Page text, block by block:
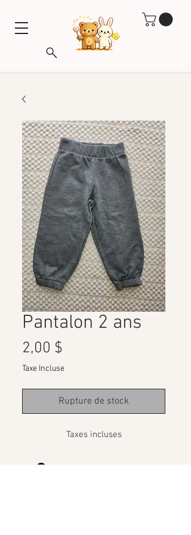
Pantalon 2 ans
2,00 $
Taxe Incluse
Rupture de stock
Taxes incluses